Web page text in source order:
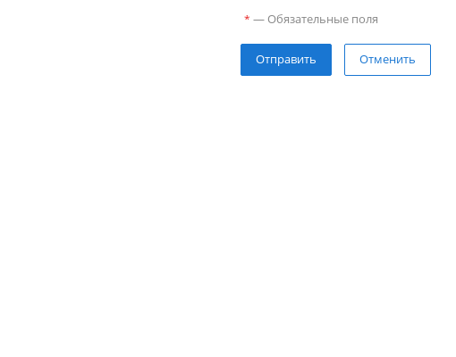
* — Обязательные поля
Отправить Отменить